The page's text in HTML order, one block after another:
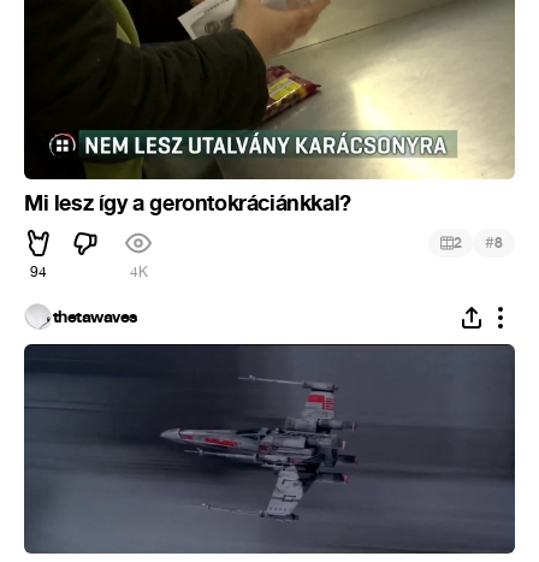
Mi lesz így a gerontokráciánkkal?
94 4K
2 #8
thetawaves